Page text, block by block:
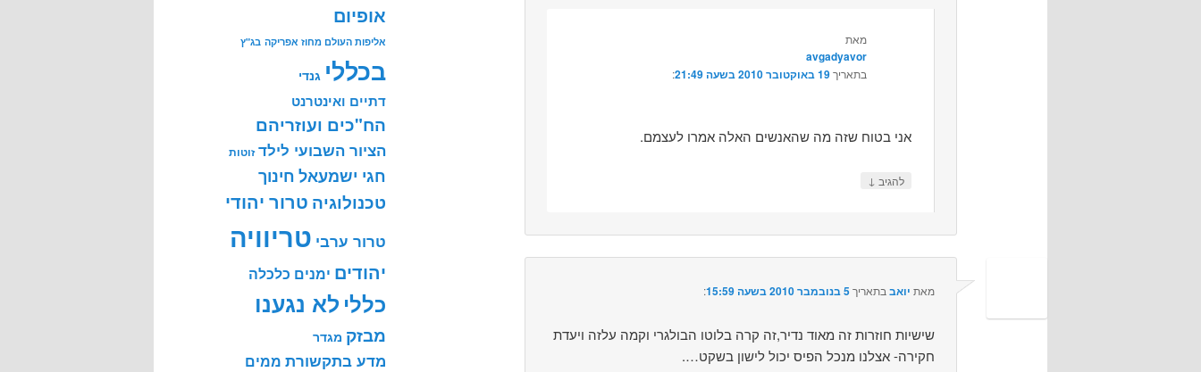
מאת
avgadyavor
בתאריך19 באוקטובר 2010 בשעה 21:49 :‏
אני בטוח שזה מה שהאנשים האלה אמרו לעצמם.
להגיב ↓
מאת יואב בתאריך5 בנובמבר 2010 בשעה 15:59 :‏
שישיות חוזרות זה מאוד נדיר,זה קרה בלוטו הבולגרי וקמה עלזה ויעדת
חקירה- אצלנו מנכל הפיס יכול לישון בשקט….
אופיום
אליפות העולם מחוז אפריקה בג"ץ
בכללי גנדי
דתיים ואינטרנט
הח"כים ועוזריהם
הציור השבועי לילד זוטות
חגי ישמעאל חינוך
טכנולוגיה טרור יהודי
טרור ערבי טריוויה
יהודים ימנים כלכלה
כללי לא נגענו
מבזק מגדר
מדע בתקשורת ממים